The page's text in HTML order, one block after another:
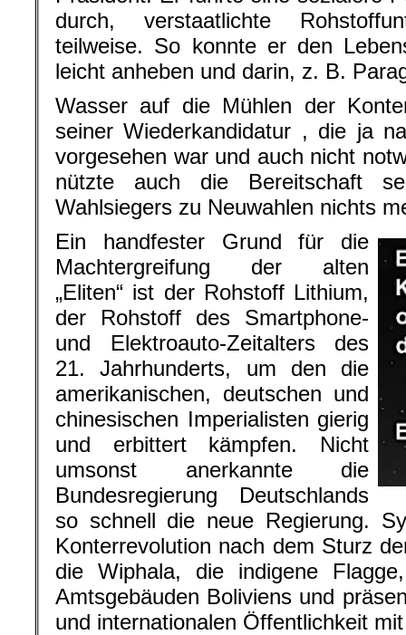
durch, verstaatlichte
teilweise. So konnte er den
leicht anheben und darin, z. B.
Wasser auf die Mühlen der
seiner Wiederkandidatur , die ja
vorgesehen war und auch nicht
nützte auch die Bereitschaft
Wahlsiegers zu Neuwahlen nichts
Ein handfester Grund für die
Machtergreifung der alten
„Eliten“ ist der Rohstoff Lithium,
der Rohstoff des Smartphone-
und Elektroauto-Zeitalters des
21. Jahrhunderts, um den die
amerikanischen, deutschen und
chinesischen Imperialisten gierig
und erbittert kämpfen. Nicht
umsonst anerkannte die
Bundesregierung Deutschlands
so schnell die neue Regierung.
Konterrevolution nach dem Sturz
die Wiphala, die indigene
Amtsgebäuden Boliviens und
und internationalen Öffentlichkeit